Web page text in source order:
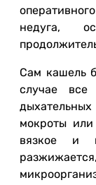
недуга,
Сам кашель
случае все
мокроты
вязкое и